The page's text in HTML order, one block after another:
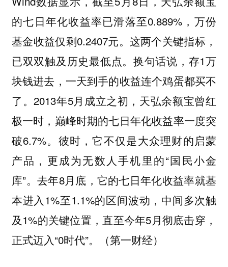
的七日年化收益率已滑落至0.889%，万份
基金收益仅剩0.2407元。这两个关键指标，
已双双触及历史最低点。换句话说，存1万
块钱进去，一天到手的收益连个鸡蛋都买不
了。2013年5月成立之初，天弘余额宝曾红
极一时，巅峰时期的七日年化收益率一度突
破6.7%。彼时，它不仅是大众理财的启蒙
产品，更成为无数人手机里的“国民小金
库”。去年8月底，它的七日年化收益率就基
本进入1%至1.1%的区间波动，中间多次触
及1%的关键位置，直至今年5月彻底击穿，
正式迈入“0时代”。（第一财经）